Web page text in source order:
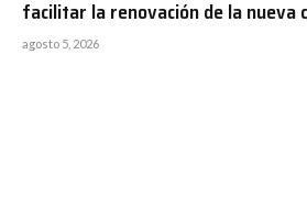
facilitar la renovación de la nueva
agosto 5, 2026